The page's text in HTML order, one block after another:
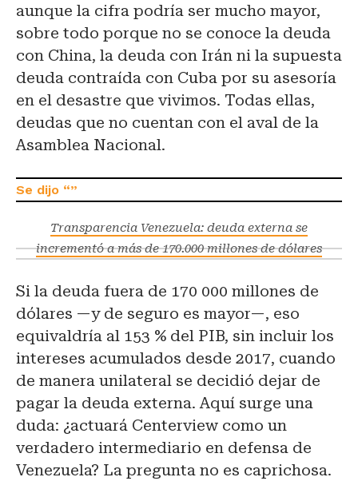
aunque la cifra podría ser mucho mayor,
sobre todo porque no se conoce la deuda
con China, la deuda con Irán ni la supuesta
deuda contraída con Cuba por su asesoría
en el desastre que vivimos. Todas ellas,
deudas que no cuentan con el aval de la
Asamblea Nacional.
Transparencia Venezuela: deuda externa se
incrementó a más de 170.000 millones de dólares
Si la deuda fuera de 170 000 millones de
dólares —y de seguro es mayor—, eso
equivaldría al 153 % del PIB, sin incluir los
intereses acumulados desde 2017, cuando
de manera unilateral se decidió dejar de
pagar la deuda externa. Aquí surge una
duda: ¿actuará Centerview como un
verdadero intermediario en defensa de
Venezuela? La pregunta no es caprichosa.